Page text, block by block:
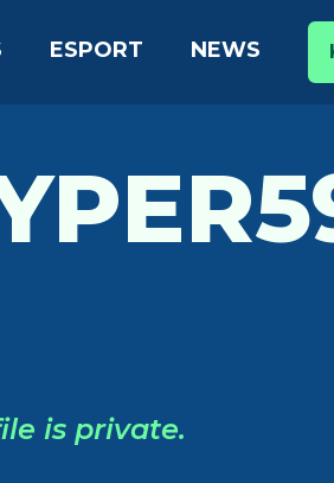
ESPORT NEWS
is private.